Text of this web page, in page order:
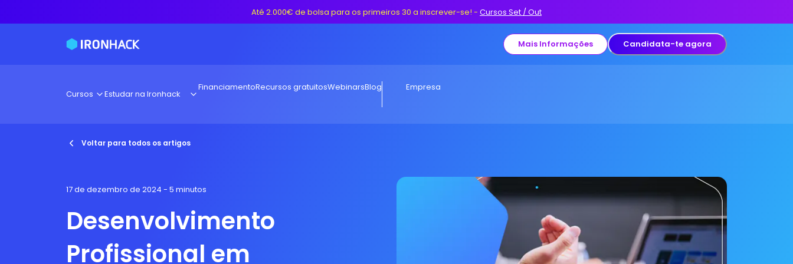
Até 2.000€ de bolsa para os primeiros 30 a inscrever-se! - Cursos Set / Out
Mais Informações Candidata-te agora
Cursos Estudar na Ironhack
FinanciamentoRecursos gratuitosWebinarsBlog Empresa
Voltar para todos os artigos
17 de dezembro de 2024 - 5 minutos
Desenvolvimento
Profissional em